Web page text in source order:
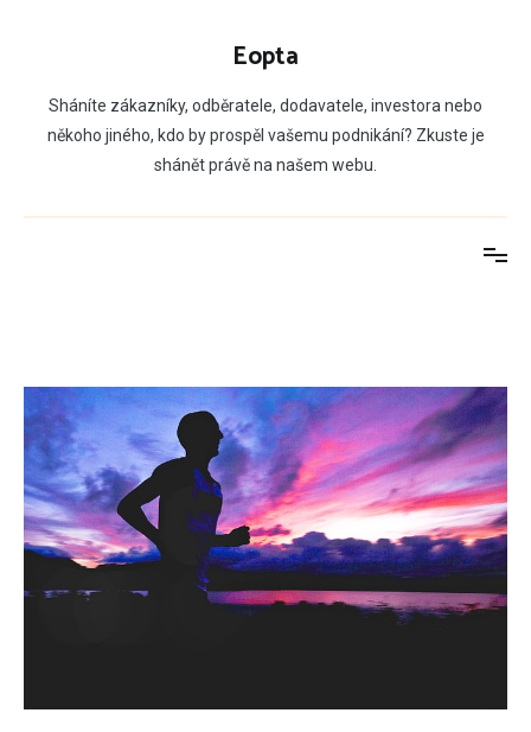
Eopta
Sháníte zákazníky, odběratele, dodavatele, investora nebo
někoho jiného, kdo by prospěl vašemu podnikání? Zkuste je
shánět právě na našem webu.